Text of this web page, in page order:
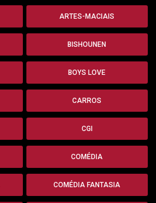
ARTES-MACIAIS
BISHOUNEN
BOYS LOVE
CARROS
CGI
COMÉDIA
COMÉDIA FANTASIA